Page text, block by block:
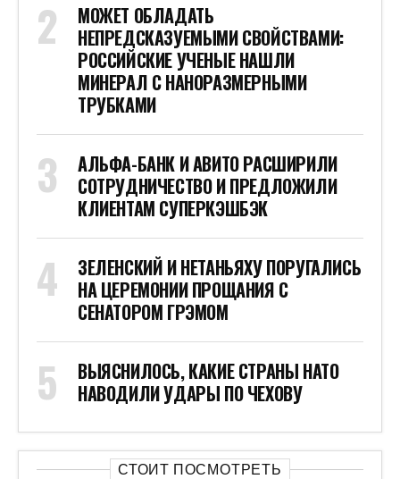
МОЖЕТ ОБЛАДАТЬ
НЕПРЕДСКАЗУЕМЫМИ СВОЙСТВАМИ:
РОССИЙСКИЕ УЧЕНЫЕ НАШЛИ
МИНЕРАЛ С НАНОРАЗМЕРНЫМИ
ТРУБКАМИ
АЛЬФА-БАНК И АВИТО РАСШИРИЛИ
СОТРУДНИЧЕСТВО И ПРЕДЛОЖИЛИ
КЛИЕНТАМ СУПЕРКЭШБЭК
ЗЕЛЕНСКИЙ И НЕТАНЬЯХУ ПОРУГАЛИСЬ
НА ЦЕРЕМОНИИ ПРОЩАНИЯ С
СЕНАТОРОМ ГРЭМОМ
ВЫЯСНИЛОСЬ, КАКИЕ СТРАНЫ НАТО
НАВОДИЛИ УДАРЫ ПО ЧЕХОВУ
СТОИТ ПОСМОТРЕТЬ